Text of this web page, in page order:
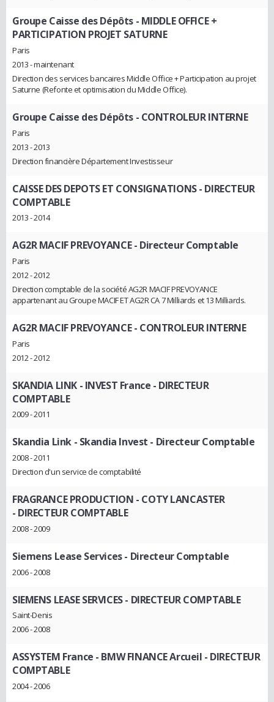
Groupe Caisse des Dépôts- MIDDLE OFFICE +
PARTICIPATION PROJET SATURNE
Paris
2013 - maintenant
Direction des services bancaires Middle Office + Participation au projet
Saturne (Refonte et optimisation du Middle Office).
Groupe Caisse des Dépôts- CONTROLEUR INTERNE
Paris
2013 - 2013
Direction financière Département Investisseur
CAISSE DES DEPOTS ET CONSIGNATIONS- DIRECTEUR
COMPTABLE
2013 - 2014
AG2R MACIF PREVOYANCE- Directeur Comptable
Paris
2012 - 2012
Direction comptable de la société AG2R MACIF PREVOYANCE
appartenant au Groupe MACIF ET AG2R CA 7 Milliards et 13 Milliards.
AG2R MACIF PREVOYANCE- CONTROLEUR INTERNE
Paris
2012 - 2012
SKANDIA LINK - INVEST France - DIRECTEUR
COMPTABLE
2009 - 2011
Skandia Link - Skandia Invest - Directeur Comptable
2008 - 2011
Direction d'un service de comptabilité
FRAGRANCE PRODUCTION - COTY LANCASTER
- DIRECTEUR COMPTABLE
2008 - 2009
Siemens Lease Services- Directeur Comptable
2006 - 2008
SIEMENS LEASE SERVICES- DIRECTEUR COMPTABLE
Saint-Denis
2006 - 2008
ASSYSTEM France - BMW FINANCE Arcueil - DIRECTEUR
COMPTABLE
2004 - 2006